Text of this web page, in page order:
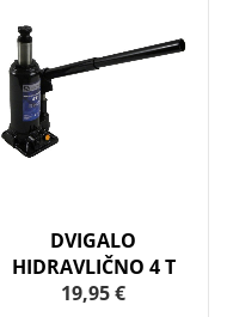
DVIGALO
HIDRAVLIČNO 4 T
19,95 €